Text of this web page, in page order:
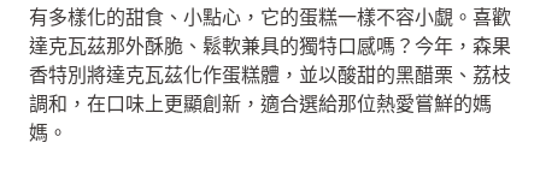
有多樣化的甜食、小點心，它的蛋糕一樣不容小覷。喜歡
達克瓦茲那外酥脆、鬆軟兼具的獨特口感嗎？今年，森果
香特別將達克瓦茲化作蛋糕體，並以酸甜的黑醋栗、荔枝
調和，在口味上更顯創新，適合選給那位熱愛嘗鮮的媽
媽。